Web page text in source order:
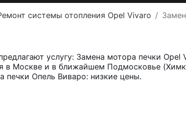
системы отопления Opel Vivaro
услугу: Замена мотора печки
в Москве и в ближайшем Подмосковье
печки Опель Виваро: низкие цены.